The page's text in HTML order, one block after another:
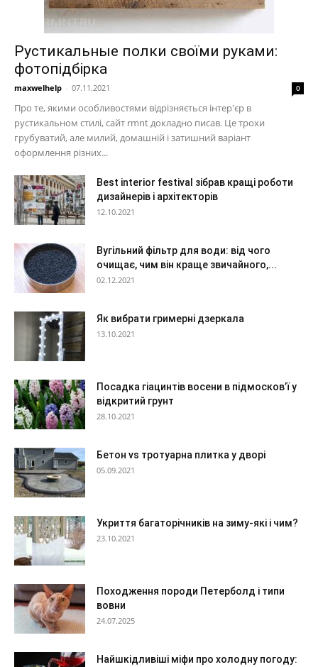
Рустикальные полки своїми руками:
фотопідбірка
maxwelhelp - 07.11.2021 0
Про те, якими особливостями відрізняється інтер'єр в
рустикальном стилі, сайт rmnt докладно писав. Це трохи
грубуватий, але милий, домашній і затишний варіант
оформлення різних...
Best interior festival зібрав кращі роботи
дизайнерів і архітекторів
12.10.2021
Вугільний фільтр для води: від чого
очищає, чим він краще звичайного,...
02.12.2021
Як вибрати гримерні дзеркала
13.10.2021
Посадка гіацинтів восени в підмосков’ї у
відкритий грунт
28.10.2021
Бетон vs тротуарна плитка у дворі
05.09.2021
Укриття багаторічників на зиму-які і чим?
23.10.2021
Походження породи Петерболд і типи
вовни
24.07.2025
Найшкідливіші міфи про холодну погоду: